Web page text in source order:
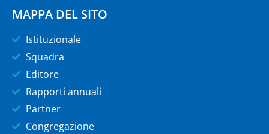
MAPPA DEL SITO
Istituzionale
Squadra
Editore
Rapporti annuali
Partner
Congregazione